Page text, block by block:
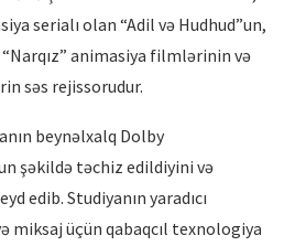
serialı olan “Adil və Hudhud”un,
“Narqız” animasiya filmlərinin və
səs rejissorudur.
beynəlxalq Dolby
şəkildə təchiz edildiyini və
edib. Studiyanın yaradıcı
miksaj üçün qabaqcıl texnologiya